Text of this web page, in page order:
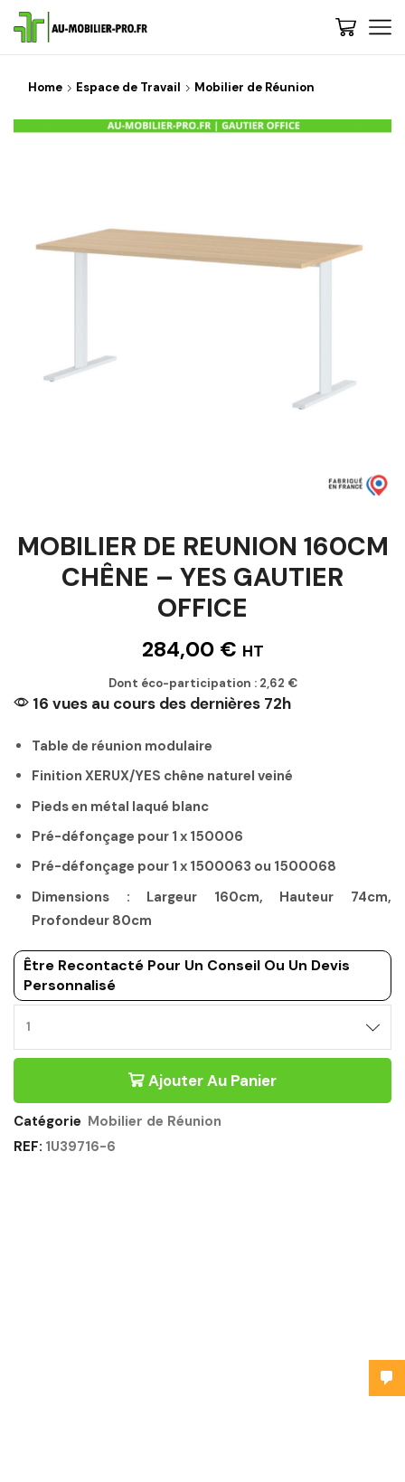
Home Espace de Travail Mobilier de Réunion
MOBILIER DE REUNION 160CM
CHÊNE – YES GAUTIER
OFFICE
284,00 € HT
Dont éco-participation : 2,62 €
16 vues au cours des dernières 72h
Table de réunion modulaire
Finition XERUX/YES chêne naturel veiné
Pieds en métal laqué blanc
Pré-défonçage pour 1 x 150006
Pré-défonçage pour 1 x 1500063 ou 1500068
Dimensions : Largeur 160cm, Hauteur 74cm,
Profondeur 80cm
Être Recontacté Pour Un Conseil Ou Un Devis
Personnalisé
Ajouter Au Panier
Catégorie Mobilier de Réunion
REF: 1U39716-6